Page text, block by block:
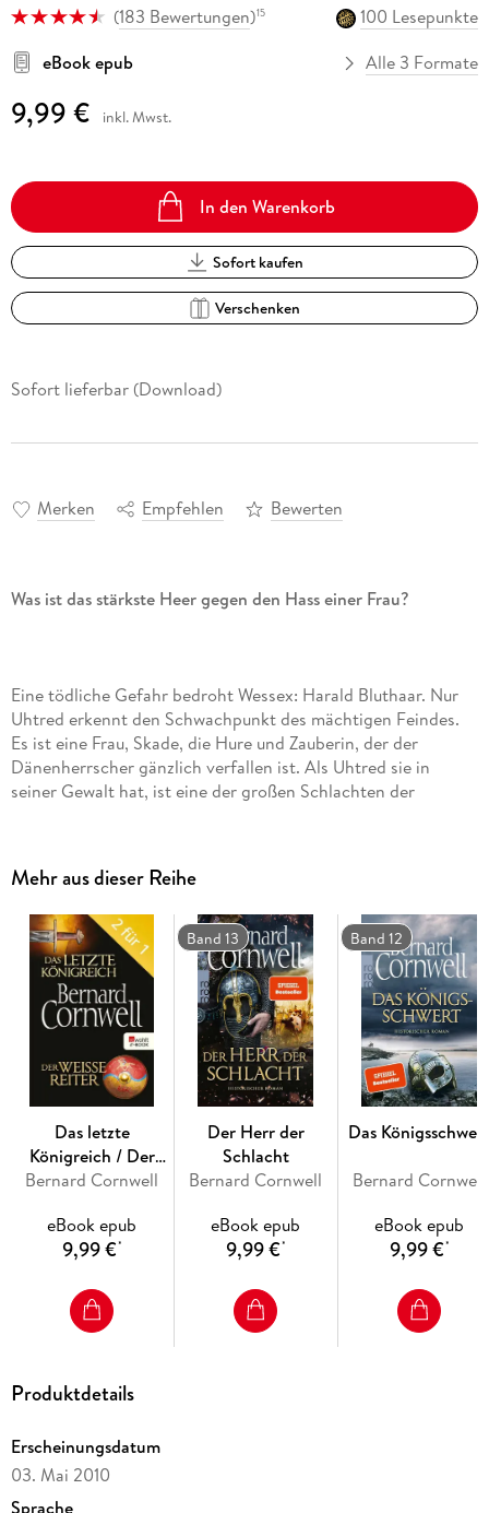
(183 Bewertungen)15
100 Lesepunkte
eBook epub
Alle 3 Formate
9,99 € inkl. Mwst.
In den Warenkorb
Sofort kaufen
Verschenken
Sofort lieferbar (Download)
Merken Empfehlen Bewerten
Was ist das stärkste Heer gegen den Hass einer Frau?
Eine tödliche Gefahr bedroht Wessex: Harald Bluthaar. Nur
Uhtred erkennt den Schwachpunkt des mächtigen Feindes.
Es ist eine Frau, Skade, die Hure und Zauberin, der der
Dänenherrscher gänzlich verfallen ist. Als Uhtred sie in
seiner Gewalt hat, ist eine der großen Schlachten der
ist. Und über das Land zieht wieder Rauch von brennenden
Dörfern ...
Mehr aus dieser Reihe
Das letzte
Königreich / Der
weiße Reiter
Bernard Cornwell
eBook epub
9,99 €*
Band 13
Der Herr der
Schlacht
Bernard Cornwell
eBook epub
9,99 €*
Band 12
Das
Bernard Cornwell
eBook epub
9,99 €*
Produktdetails
Erscheinungsdatum
03. Mai 2010
Sprache